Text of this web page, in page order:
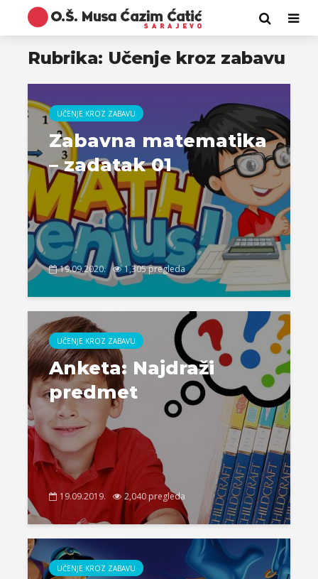
Rubrika: Učenje kroz zabavu
UČENJE KROZ ZABAVU
Zabavna matematika
– zadatak 01
19.09.2020. 1,305 pregleda
UČENJE KROZ ZABAVU
Anketa: Najdraži
predmet
19.09.2019. 2,040 pregleda
UČENJE KROZ ZABAVU